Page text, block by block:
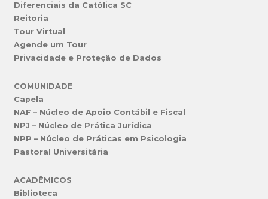
Diferenciais da Católica SC
Reitoria
Tour Virtual
Agende um Tour
Privacidade e Proteção de Dados
COMUNIDADE
Capela
NAF – Núcleo de Apoio Contábil e Fiscal
NPJ – Núcleo de Prática Jurídica
NPP – Núcleo de Práticas em Psicologia
Pastoral Universitária
ACADÊMICOS
Biblioteca